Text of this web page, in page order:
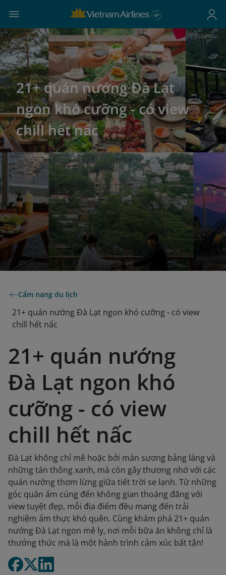
21+ quán nướng Đà Lạt
ngon khó cưỡng - có view
chill hết nấc
Cẩm nang du lịch
21+ quán nướng Đà Lạt ngon khó cưỡng - có view
chill hết nấc
21+ quán nướng
Đà Lạt ngon khó
cưỡng - có view
chill hết nấc
Đà Lạt không chỉ mê hoặc bởi màn sương bảng lảng và
những tán thông xanh, mà còn gây thương nhớ với các
quán nướng thơm lừng giữa tiết trời se lạnh. Từ những
góc quán ấm cúng đến không gian thoáng đãng với
view tuyệt đẹp, mỗi địa điểm đều mang đến trải
nghiệm ẩm thực khó quên. Cùng khám phá 21+ quán
nướng Đà Lạt ngon mê ly, nơi mỗi bữa ăn không chỉ là
thưởng thức mà là một hành trình cảm xúc bất tận!